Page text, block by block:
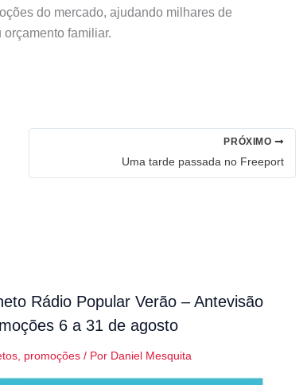
do mercado, ajudando milhares de
familiar.
PRÓXIMO
Uma tarde passada no Freeport
Rádio Popular Verão – Antevisão
6 a 31 de agosto
, promoções/ Por Daniel Mesquita